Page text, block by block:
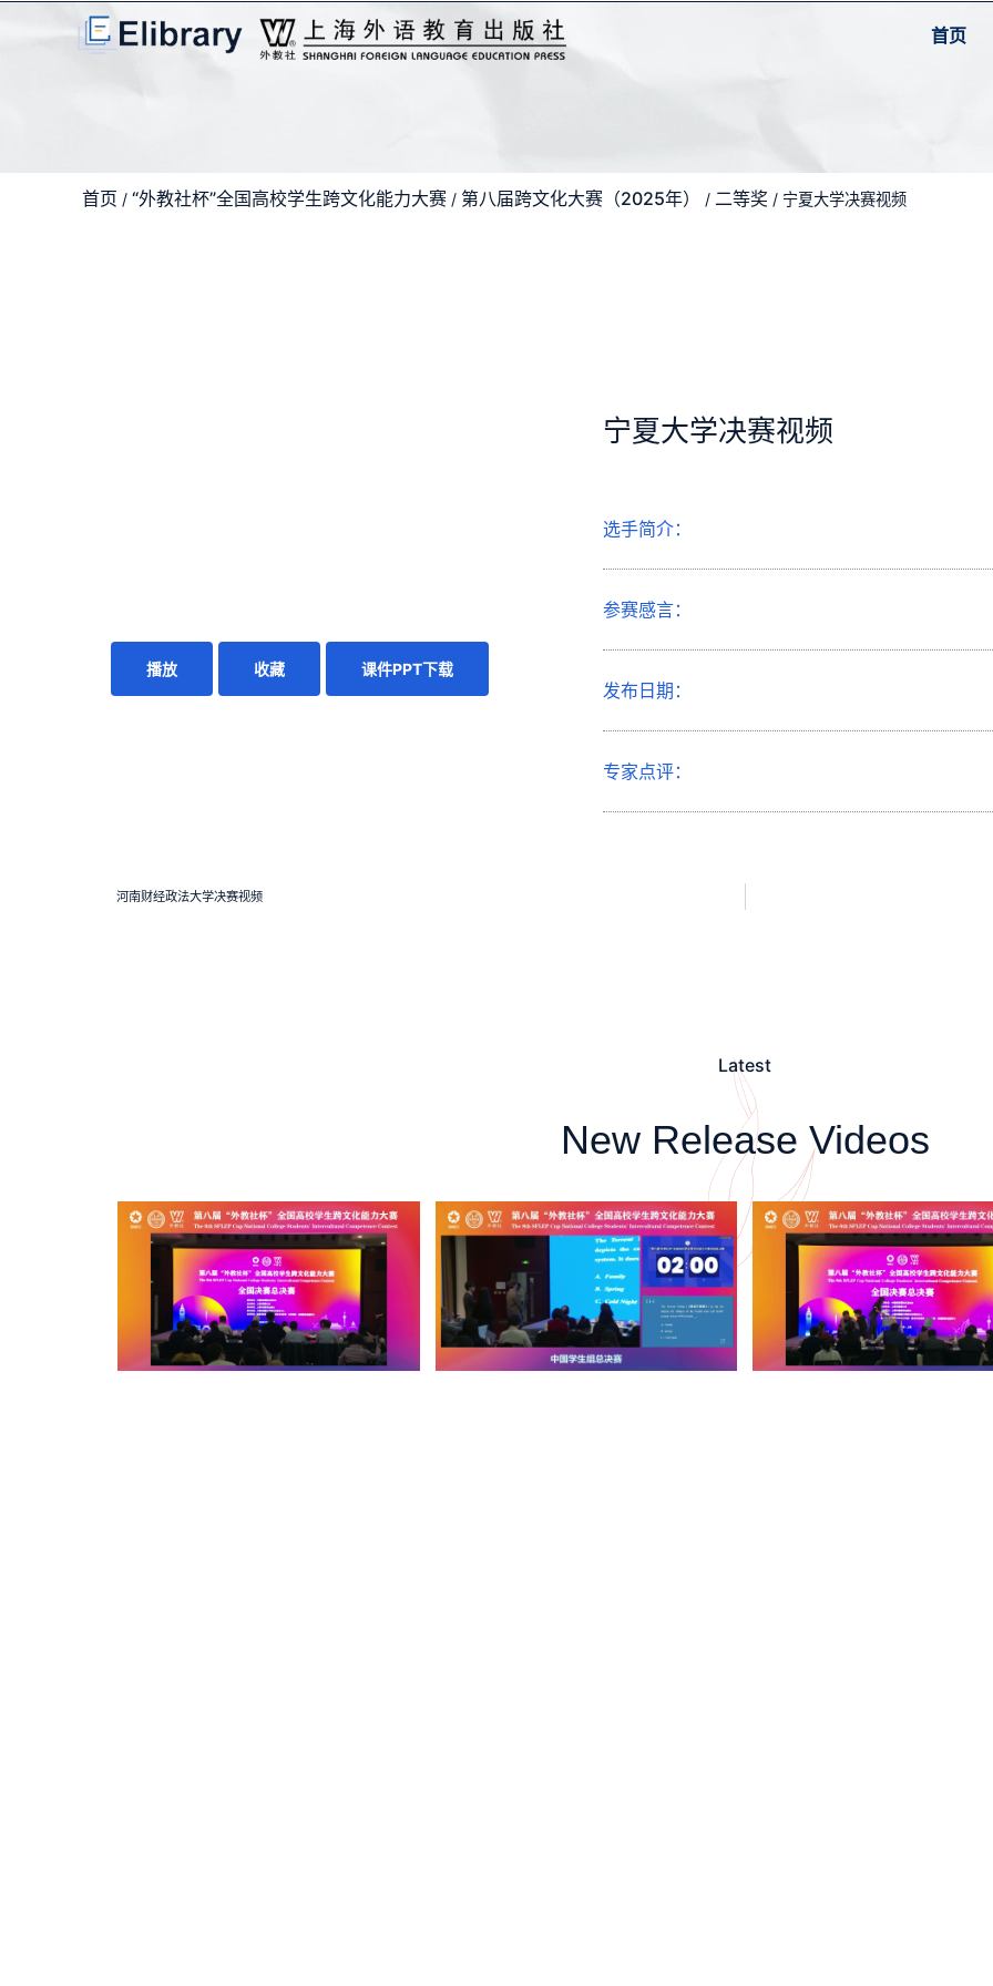
首页
首页 / “外教社杯”全国高校学生跨文化能力大赛 / 第八届跨文化大赛（2025年） / 二等奖 / 宁夏大学决赛视频
播放 收藏 课件PPT下载
宁夏大学决赛视频
选手简介：
参赛感言：
发布日期：
专家点评：
河南财经政法大学决赛视频
Latest
New Release Videos